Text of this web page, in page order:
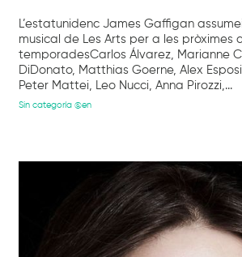
L’estatunidenc James Gaffigan
musical de Les Arts per a les pròximes
temporadesCarlos Álvarez, Marianne
DiDonato, Matthias Goerne, Alex
Peter Mattei, Leo Nucci, Anna Pirozzi,...
Sin categoría @en